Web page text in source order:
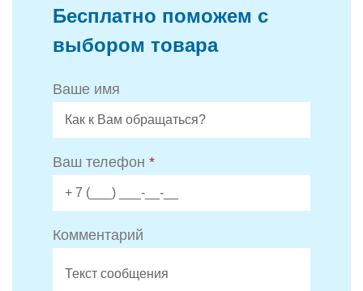
Бесплатно поможем с
выбором товара
Ваше имя
Ваш телефон *
Комментарий